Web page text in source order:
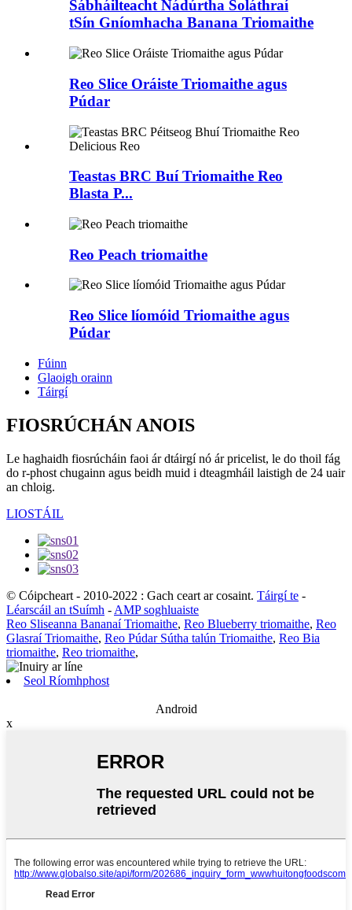
Sábháilteacht Nádúrtha Soláthraí
tSín Gníomhacha Banana Triomaithe
Reo Slice Oráiste Triomaithe agus
Púdar
Teastas BRC Buí Triomaithe Reo
Blasta P...
Reo Peach triomaithe
Reo Slice líomóid Triomaithe agus
Púdar
Fúinn
Glaoigh orainn
Táirgí
FIOSRÚCHÁN ANOIS
Le haghaidh fiosrúcháin faoi ár dtáirgí nó ár pricelist, le do thoil fág
do r-phost chugainn agus beidh muid i dteagmháil laistigh de 24 uair
an chloig.
LIOSTÁIL
© Cóipcheart - 2010-2022 : Gach ceart ar cosaint. Táirgí te -
Léarscáil an tSuímh - AMP soghluaiste
Reo Sliseanna Bananaí Triomaithe, Reo Blueberry triomaithe, Reo
Glasraí Triomaithe, Reo Púdar Sútha talún Triomaithe, Reo Bia
triomaithe, Reo triomaithe,
Seol Ríomhphost
Android
x